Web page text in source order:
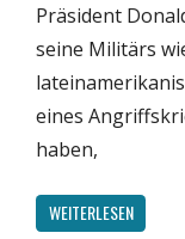
Präsident
seine Militärs
eines
haben,
WEITERLESEN